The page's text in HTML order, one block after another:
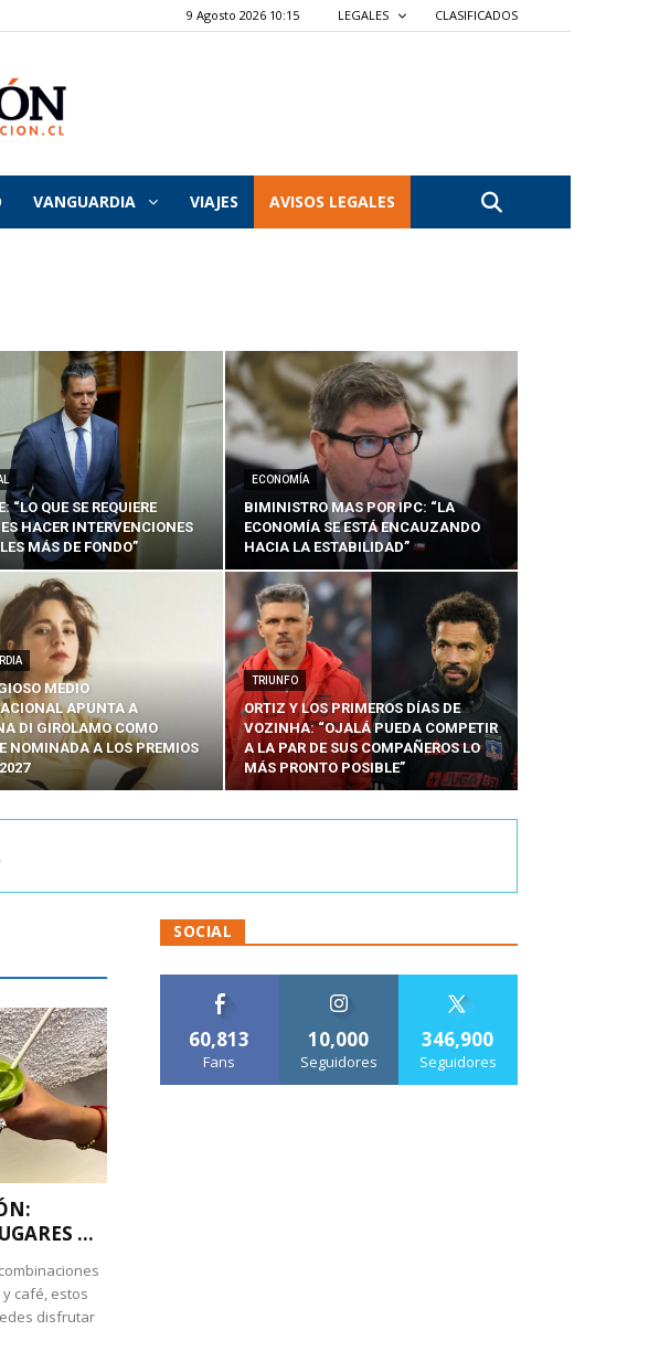
9 Agosto 2026 10:15 LEGALES CLASIFICADOS
VANGUARDIA VIAJES AVISOS LEGALES
“LO QUE SE REQUIERE
HACER INTERVENCIONES
MÁS DE FONDO”
ECONOMÍA
BIMINISTRO MAS POR IPC: “LA
ECONOMÍA SE ESTÁ ENCAUZANDO
HACIA LA ESTABILIDAD”
MEDIO
APUNTA A
DI GIROLAMO COMO
NOMINADA A LOS PREMIOS
TRIUNFO
ORTIZ Y LOS PRIMEROS DÍAS DE
VOZINHA: “OJALÁ PUEDA COMPETIR
A LA PAR DE SUS COMPAÑEROS LO
MÁS PRONTO POSIBLE”
...
café, estos
disfrutar
SOCIAL
60,813
Fans
10,000
Seguidores
346,900
Seguidores